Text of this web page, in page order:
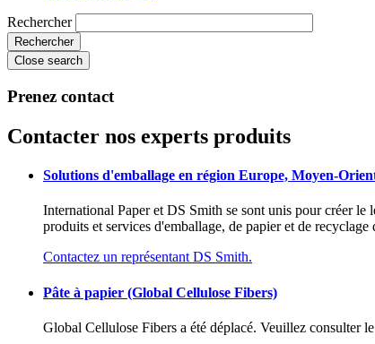
Rechercher
Close search
Prenez contact
Contacter nos experts produits
Solutions d'emballage en région Europe, Moyen-
International Paper et DS Smith se sont unis pour créer
produits et services d'emballage, de papier et de
Contactez un représentant DS Smith.
Pâte à papier (Global Cellulose Fibers)
Global Cellulose Fibers a été déplacé. Veuillez consulter